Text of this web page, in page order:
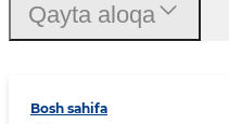
Bosh sahifa
Qayta aloqa